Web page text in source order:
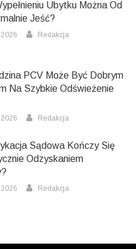
Ubytku Można Od
Jeść?
Redakcja
PCV Może Być Dobrym
Na Szybkie Odświeżenie
Redakcja
Sądowa Kończy Się
Odzyskaniem
Redakcja